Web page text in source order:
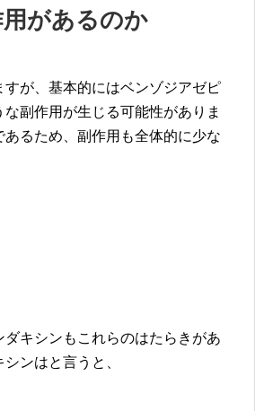
があるのか
が、基本的にはベンゾジアゼピ
副作用が生じる可能性がありま
るため、副作用も全体的に少な
キシンもこれらのはたらきがあ
ンはと言うと、